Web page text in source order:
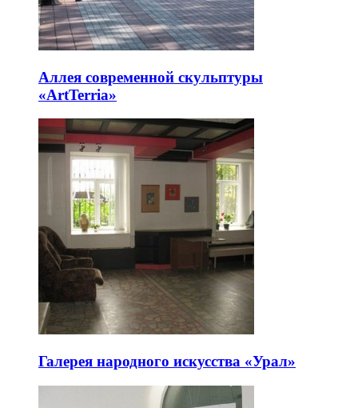
Аллея современной скульптуры
«ArtTerria»
Галерея народного искусства «Урал»